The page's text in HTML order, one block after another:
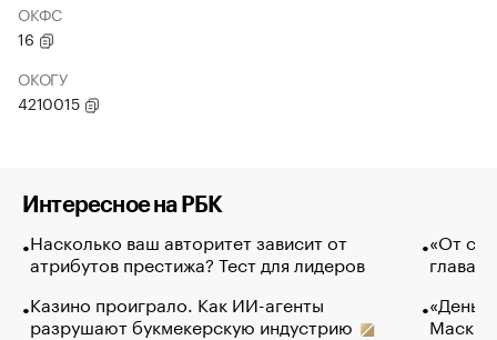
ОКФС
16
ОКОГУ
4210015
Интересное на РБК
Насколько ваш авторитет зависит от
атрибутов престижа? Тест для лидеров
Казино проиграло. Как ИИ-агенты
разрушают букмекерскую индустрию
«От
глава
Маск в